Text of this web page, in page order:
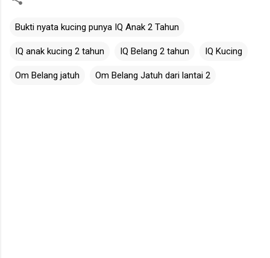
Bukti nyata kucing punya IQ Anak 2 Tahun
IQ anak kucing 2 tahun IQ Belang 2 tahun IQ Kucing
Om Belang jatuh Om Belang Jatuh dari lantai 2